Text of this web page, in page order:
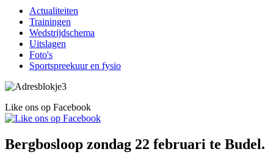
Actualiteiten
Trainingen
Wedstrijdschema
Uitslagen
Foto's
Sportspreekuur en fysio
Like ons op Facebook
Bergbosloop zondag 22 februari te Budel.